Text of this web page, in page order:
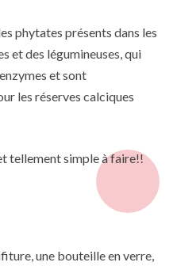
phytates présents dans les
et des légumineuses, qui
et sont
les réserves calciques
tellement simple à faire!!
une bouteille en verre,